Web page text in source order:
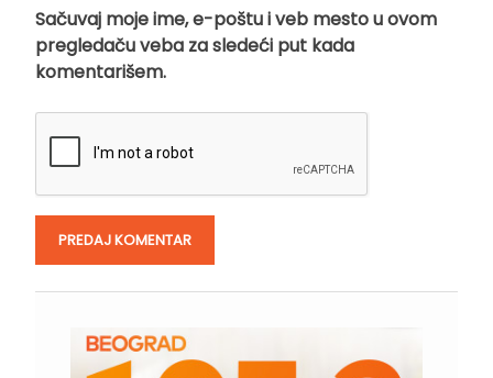
Sačuvaj moje ime, e-poštu i veb mesto u ovom
pregledaču veba za sledeći put kada
komentarišem.